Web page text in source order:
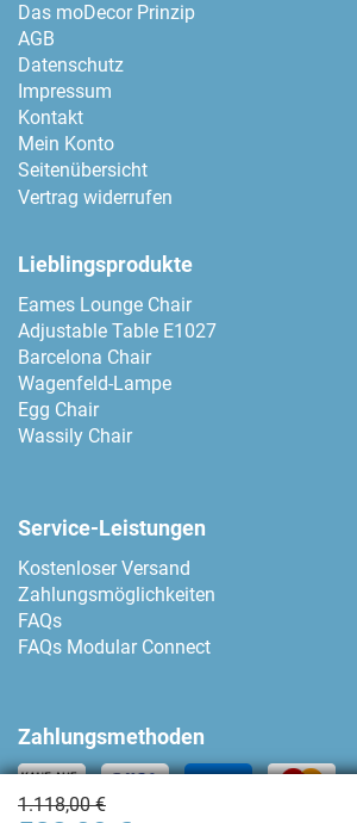
1.118,00 €
Das moDecor Prinzip
AGB
Datenschutz
Impressum
Kontakt
Mein Konto
Seitenübersicht
Vertrag widerrufen
Lieblingsprodukte
Eames Lounge Chair
Adjustable Table E1027
Barcelona Chair
Wagenfeld-Lampe
Egg Chair
Wassily Chair
Service-Leistungen
Kostenloser Versand
Zahlungsmöglichkeiten
FAQs
FAQs Modular Connect
Zahlungsmethoden